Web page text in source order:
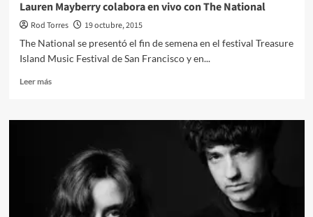
Lauren Mayberry colabora en vivo con The National
Rod Torres
19 octubre, 2015
The National se presentó el fin de semena en el festival Treasure
Island Music Festival de San Francisco y en...
Leer másLeer
Lauren
vivo
con
The
National